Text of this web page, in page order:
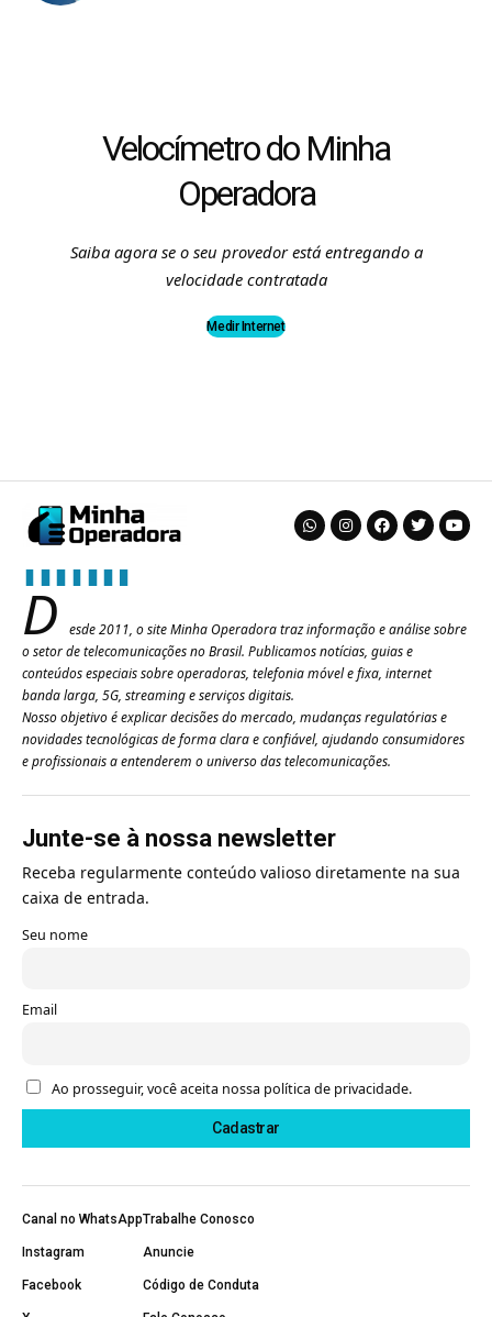
Velocímetro do Minha
Operadora
Saiba agora se o seu provedor está entregando a
velocidade contratada
Medir Internet
D
esde 2011, o site Minha Operadora traz informação e análise sobre
o setor de telecomunicações no Brasil. Publicamos notícias, guias e
conteúdos especiais sobre operadoras, telefonia móvel e fixa, internet
banda larga, 5G, streaming e serviços digitais.
Nosso objetivo é explicar decisões do mercado, mudanças regulatórias e
novidades tecnológicas de forma clara e confiável, ajudando consumidores
e profissionais a entenderem o universo das telecomunicações.
Junte-se à nossa newsletter
Receba regularmente conteúdo valioso diretamente na sua
caixa de entrada.
Seu nome
Email
Ao prosseguir, você aceita nossa política de privacidade.
Canal no WhatsApp
Instagram
Facebook
Trabalhe Conosco
Anuncie
Código de Conduta